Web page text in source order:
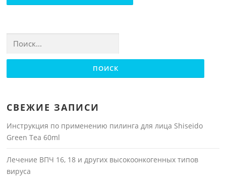
СВЕЖИЕ ЗАПИСИ
Инструкция по применению пилинга для лица Shiseido
Green Tea 60ml
Лечение ВПЧ 16, 18 и других высокоонкогенных типов
вируса